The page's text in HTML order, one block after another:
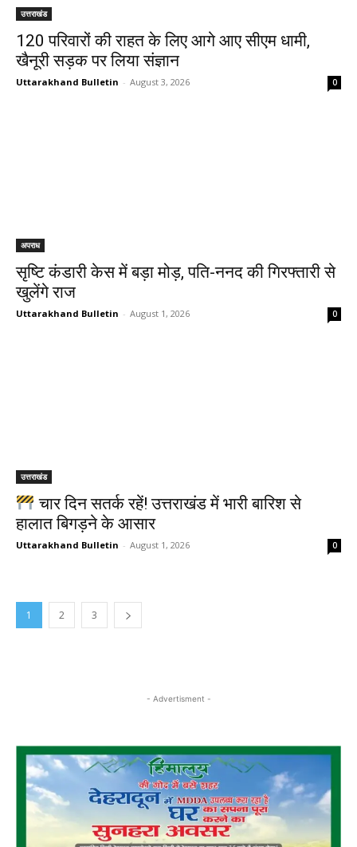
उत्तराखंड
120 परिवारों की राहत के लिए आगे आए सीएम धामी,
खैनूरी सड़क पर लिया संज्ञान
Uttarakhand Bulletin - August 3, 2026 0
अपराध
सृष्टि कंडारी केस में बड़ा मोड़, पति-ननद की गिरफ्तारी से
खुलेंगे राज
Uttarakhand Bulletin - August 1, 2026 0
उत्तराखंड
चार दिन सतर्क रहें! उत्तराखंड में भारी बारिश से
हालात बिगड़ने के आसार
Uttarakhand Bulletin - August 1, 2026 0
1 2 3
- Advertisment -